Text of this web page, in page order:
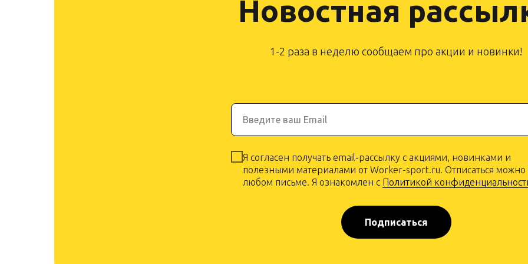
Новостная
1-2 раза в неделю сообщаем про акции и новинки!
Введите ваш Email
Я согласен получать email-рассылку с акциями, новинками и
полезными материалами от Worker-sport.ru. Отписаться можно
любом письме. Я ознакомлен с Политикой
Подписаться